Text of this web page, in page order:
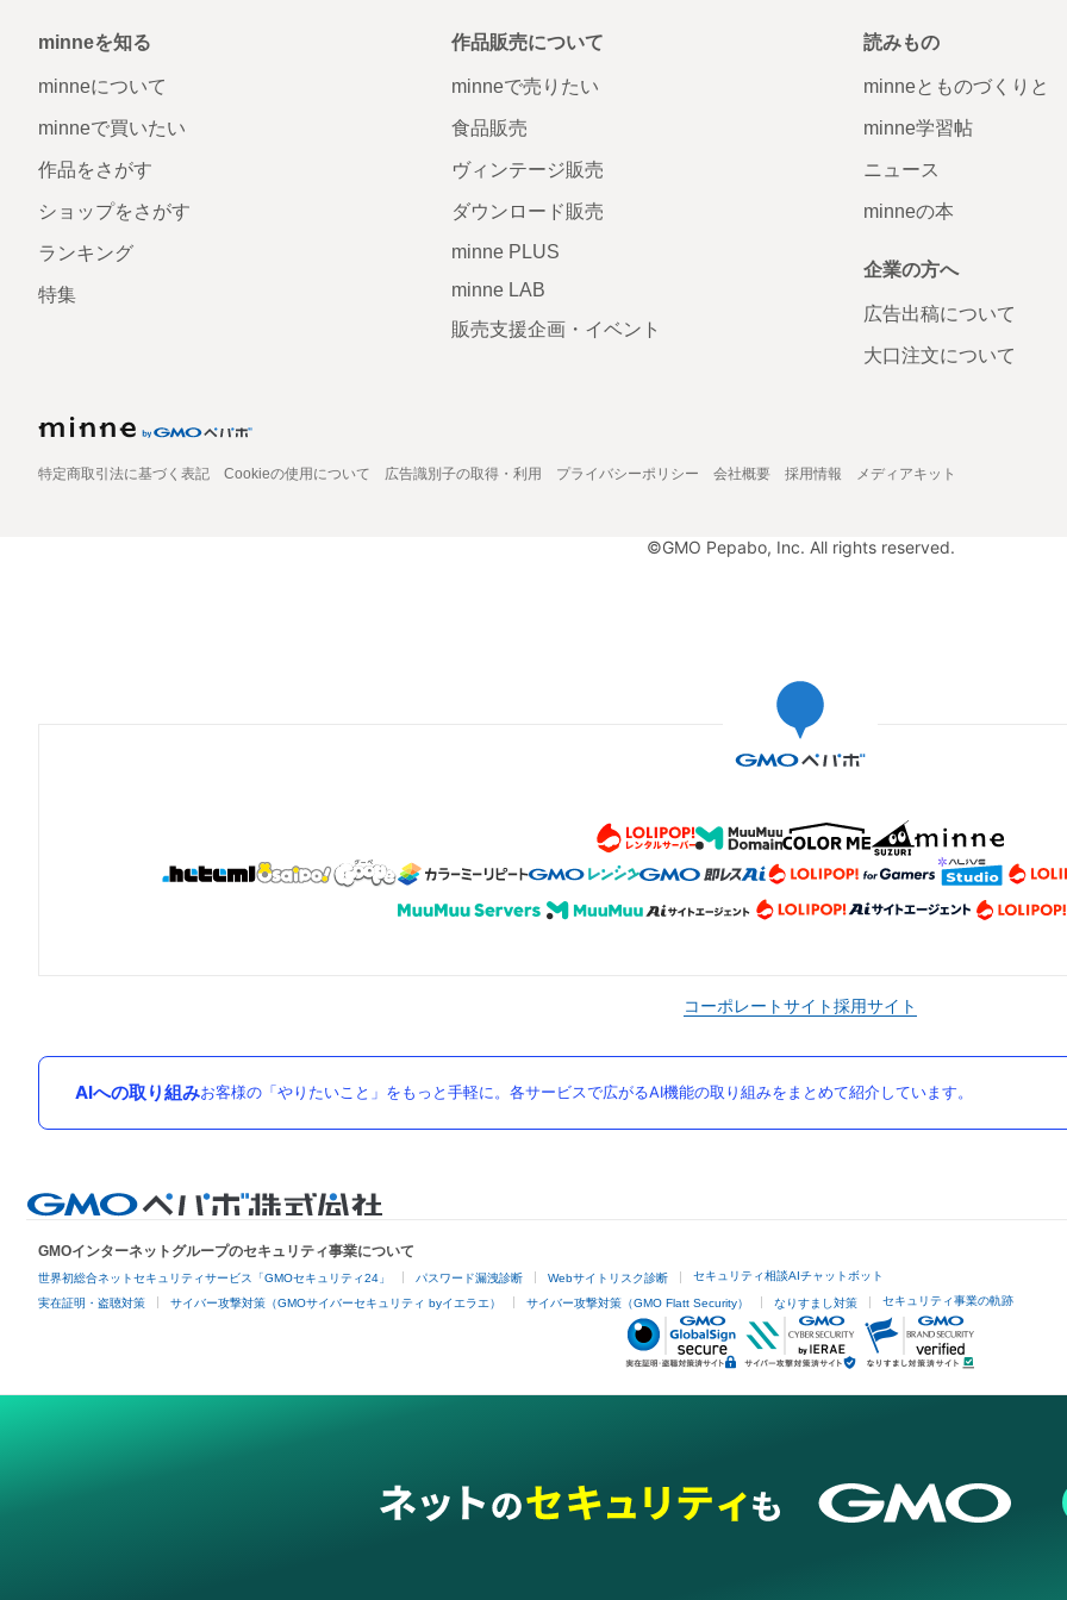
minneを知る
minneについて
minneで買いたい
作品をさがす
ショップをさがす
ランキング
特集
作品販売について
minneで売りたい
食品販売
ヴィンテージ販売
ダウンロード販売
minne PLUS
minne LAB
販売支援企画・イベント
読みもの
minneとものづくりと
minne学習帖
ニュース
minneの本
企業の方へ
広告出稿について
大口注文について
特定商取引法に基づく表記 Cookieの使用について 広告識別子の取得・利用 プライバシーポリシー 会社概要 採用情報 メディアキット
©GMO Pepabo, Inc. All rights reserved.
コーポレートサイト採用サイト
AIへの取り組みお客様の「やりたいこと」をもっと手軽に。各サービスで広がるAI機能の取り組みをまとめて紹介しています。
GMOインターネットグループのセキュリティ事業について
世界初総合ネットセキュリティサービス「GMOセキュリティ24」 パスワード漏洩診断 Webサイトリスク診断 セキュリティ相談AIチャットボット
実在証明・盗聴対策 サイバー攻撃対策（GMOサイバーセキュリティ byイエラエ） サイバー攻撃対策（GMO Flatt Security） なりすまし対策 セキュリティ事業の軌跡